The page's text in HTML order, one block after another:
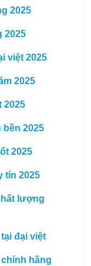
2025
2025
việt 2025
2025
2025
2025
2025
tín 2025
lượng
đại việt
hãng